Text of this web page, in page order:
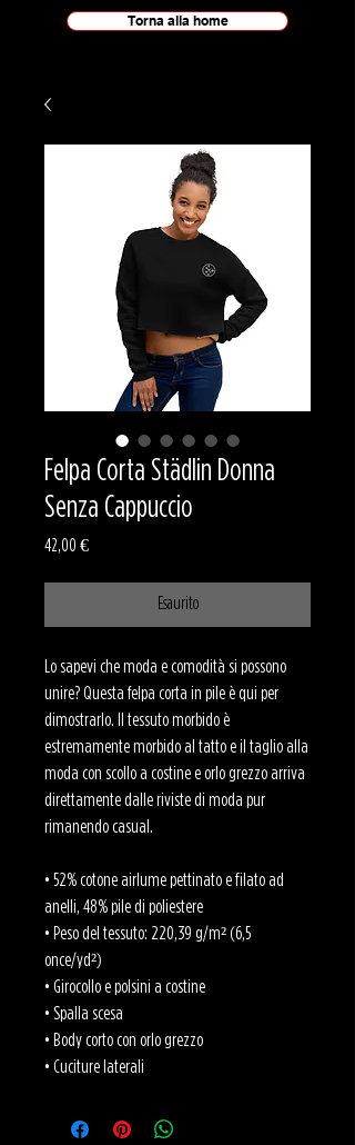
Torna alla home
Felpa Corta Städlin Donna
Senza Cappuccio
42,00 €Prezzo
Esaurito
Lo sapevi che moda e comodità si possono
unire? Questa felpa corta in pile è qui per
dimostrarlo. Il tessuto morbido è
estremamente morbido al tatto e il taglio alla
moda con scollo a costine e orlo grezzo arriva
direttamente dalle riviste di moda pur
rimanendo casual.
• 52% cotone airlume pettinato e filato ad
anelli, 48% pile di poliestere
• Peso del tessuto: 220,39 g/m² (6,5
once/yd²)
• Girocollo e polsini a costine
• Spalla scesa
• Body corto con orlo grezzo
• Cuciture laterali